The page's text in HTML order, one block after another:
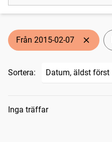
Från 2015-02-07
Sortera:
Sökresultat
Inga träffar